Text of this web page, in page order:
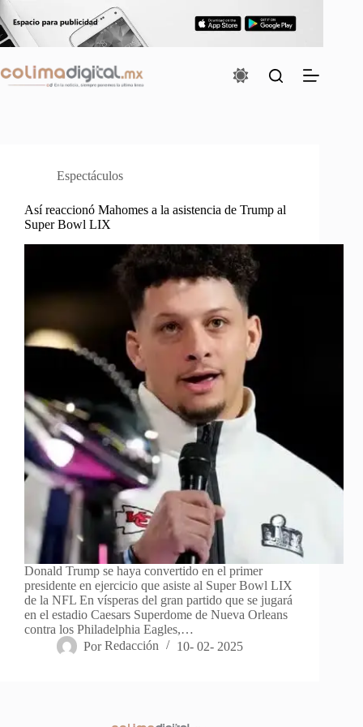
Saltar
al
contenido
Espectáculos
Así reaccionó Mahomes a la asistencia de Trump al
Super Bowl LIX
Donald Trump se haya convertido en el primer
presidente en ejercicio que asiste al Super Bowl LIX
de la NFL En vísperas del gran partido que se jugará
en el estadio Caesars Superdome de Nueva Orleans
contra los Philadelphia Eagles,…
Por Redacción 10- 02- 2025